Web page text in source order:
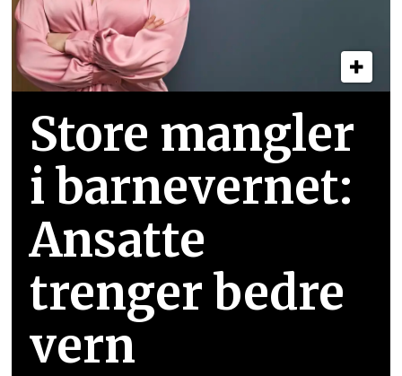
Store mangler
i barnevernet:
Ansatte
trenger bedre
vern